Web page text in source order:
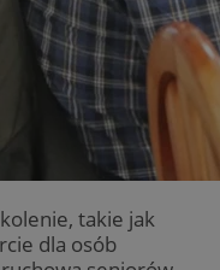
takie jak
dla osób